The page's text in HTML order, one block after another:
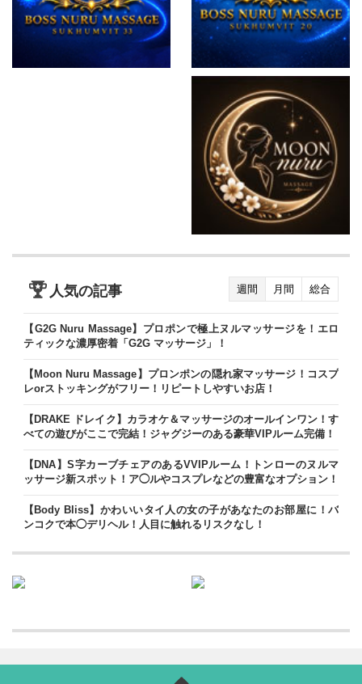
人気の記事 週間 月間 総合
【G2G Nuru Massage】プロポンで極上ヌルマッサージを！エロ
ティックな濃厚密着「G2G マッサージ」！
【Moon Nuru Massage】プロンポンの隠れ家マッサージ！コスプ
レorストッキングがフリー！リピートしやすいお店！
【DRAKE ドレイク】カラオケ＆マッサージのオールインワン！す
べての遊びがここで完結！ジャグジーのある豪華VIPルーム完備！
【DNA】S字カーブチェアのあるVVIPルーム！トンローのヌルマ
ッサージ新スポット！ア◯ルやコスプレなどの豊富なオプション！
【Body Bliss】かわいいタイ人の女の子があなたのお部屋に！バ
ンコクで本◯デリヘル！人目に触れるリスクなし！